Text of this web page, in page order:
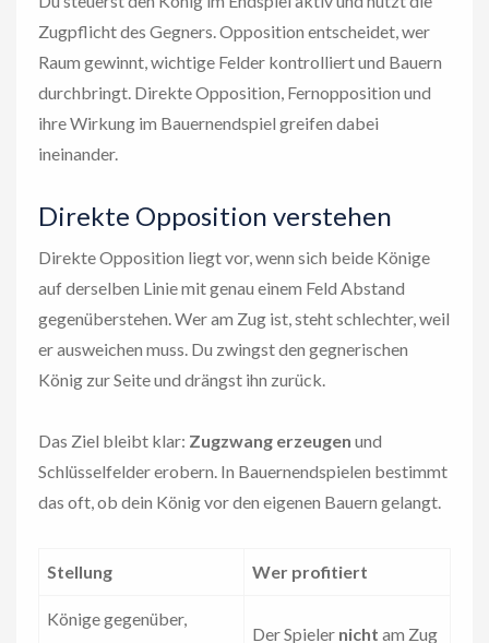
Zugpflicht des Gegners. Opposition entscheidet, wer
Raum gewinnt, wichtige Felder kontrolliert und Bauern
durchbringt. Direkte Opposition, Fernopposition und
ihre Wirkung im Bauernendspiel greifen dabei
ineinander.
Direkte Opposition verstehen
Direkte Opposition liegt vor, wenn sich beide Könige
auf derselben Linie mit genau einem Feld Abstand
gegenüberstehen. Wer am Zug ist, steht schlechter, weil
er ausweichen muss. Du zwingst den gegnerischen
König zur Seite und drängst ihn zurück.
Das Ziel bleibt klar: Zugzwang erzeugen und
Schlüsselfelder erobern. In Bauernendspielen bestimmt
das oft, ob dein König vor den eigenen Bauern gelangt.
Stellung Wer profitiert
Könige gegenüber,
Der Spieler nicht am Zug